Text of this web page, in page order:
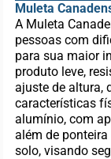
Muleta
A Muleta
pessoas com
para sua maior
produto leve,
ajuste de altura,
características
alumínio, com
além de
solo, visando